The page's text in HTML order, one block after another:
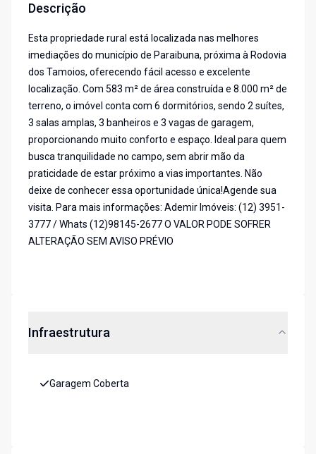
Descrição
Esta propriedade rural está localizada nas melhores
imediações do município de Paraibuna, próxima à Rodovia
dos Tamoios, oferecendo fácil acesso e excelente
localização. Com 583 m² de área construída e 8.000 m² de
terreno, o imóvel conta com 6 dormitórios, sendo 2 suítes,
3 salas amplas, 3 banheiros e 3 vagas de garagem,
proporcionando muito conforto e espaço. Ideal para quem
busca tranquilidade no campo, sem abrir mão da
praticidade de estar próximo a vias importantes. Não
deixe de conhecer essa oportunidade única!Agende sua
visita. Para mais informações: Ademir Imóveis: (12) 3951-
3777 / Whats (12)98145-2677 O VALOR PODE SOFRER
ALTERAÇÃO SEM AVISO PRÉVIO
Infraestrutura
Garagem Coberta